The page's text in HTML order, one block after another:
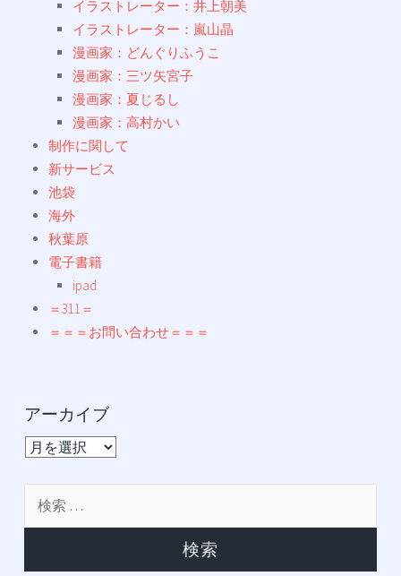
イラストレーター：井上朝美
イラストレーター：嵐山晶
漫画家：どんぐりふうこ
漫画家：三ツ矢宮子
漫画家：夏じるし
漫画家：高村かい
制作に関して
新サービス
池袋
海外
秋葉原
電子書籍
ipad
＝311＝
＝＝＝お問い合わせ＝＝＝
アーカイブ
ア